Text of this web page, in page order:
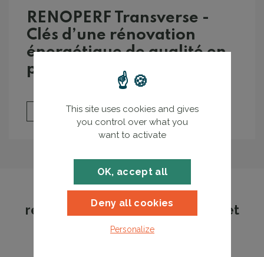
RENOPERF Transverse -
Clés d’une rénovation
énergétique de qualité en
présentiel
Je me lance
Les formations FEEBAT
recommandées par les acteurs et
partenaires des énergies et du
This site uses cookies and gives
you control over what you
want to activate
OK, accept all
Deny all cookies
Personalize